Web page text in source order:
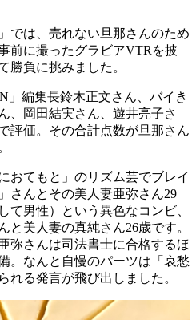
では、売れない旦那さんのため
前に撮ったグラビアVTRを披
勝負に挑みました。
」編集長鈴木正文さん、バイき
、岡田結実さん、遊井亮子さ
評価。その合計点数が旦那さん
おてもと」のリズム芸でブレイ
さんとその美人妻亜弥さん29
て男性）という異色なコンビ、
と美人妻の真純さん26歳です。
弥さんは司法書士に合格するほ
。なんと自慢のパーツは「哀愁
れる発言が飛び出しました。